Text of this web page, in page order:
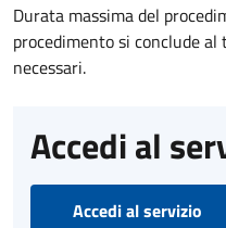
Durata massima del
procedimento si conclude
necessari.
Accedi al
Accedi al servizio